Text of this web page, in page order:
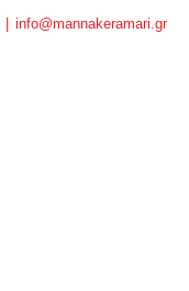
info@mannakeramari.gr